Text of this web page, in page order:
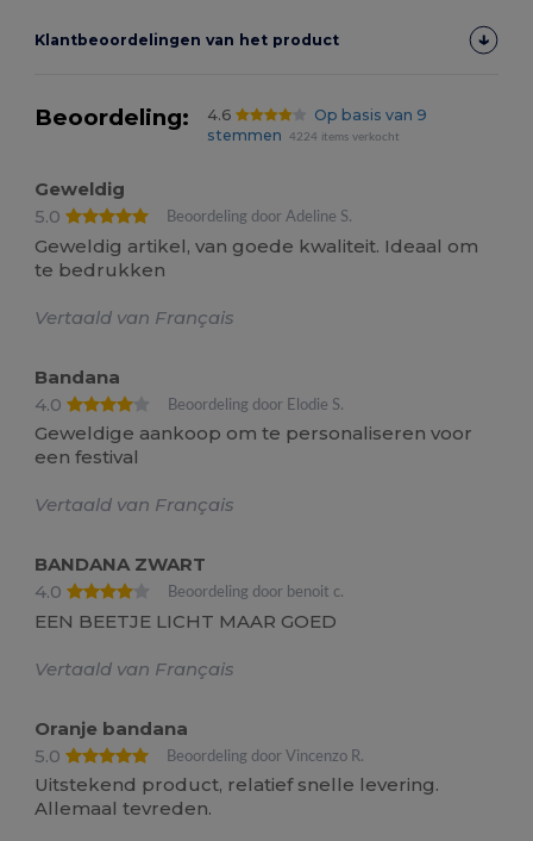
Klantbeoordelingen van het product
Beoordeling: 4.6
Op basis van 9
stemmen
4224 items verkocht
Geweldig
5.0
Beoordeling door Adeline S.
Geweldig artikel, van goede kwaliteit. Ideaal om
te bedrukken
Vertaald van Français
Bandana
4.0
Beoordeling door Elodie S.
Geweldige aankoop om te personaliseren voor
een festival
Vertaald van Français
BANDANA ZWART
4.0
Beoordeling door benoit c.
EEN BEETJE LICHT MAAR GOED
Vertaald van Français
Oranje bandana
5.0
Beoordeling door Vincenzo R.
Uitstekend product, relatief snelle levering.
Allemaal tevreden.